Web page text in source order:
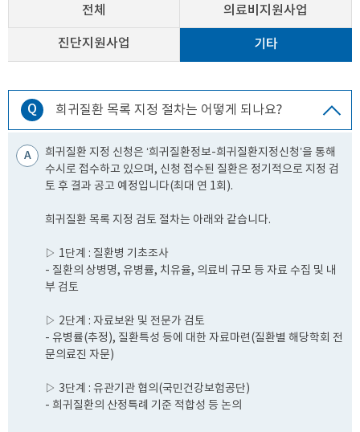
전체 의료비지원사업
진단지원사업 기타
Q 희귀질환 목록 지정 절차는 어떻게 되나요?
A
희귀질환 지정 신청은 ‘희귀질환정보-희귀질환지정신청’을 통해
수시로 접수하고 있으며, 신청 접수된 질환은 정기적으로 지정 검
토 후 결과 공고 예정입니다(최대 연 1회).
희귀질환 목록 지정 검토 절차는 아래와 같습니다.
▷ 1단계 : 질환병 기초조사
- 질환의 상병명, 유병률, 치유율, 의료비 규모 등 자료 수집 및 내
부 검토
▷ 2단계 : 자료보완 및 전문가 검토
- 유병률(추정), 질환특성 등에 대한 자료마련(질환별 해당학회 전
문의료진 자문)
▷ 3단계 : 유관기관 협의(국민건강보험공단)
- 희귀질환의 산정특례 기준 적합성 등 논의